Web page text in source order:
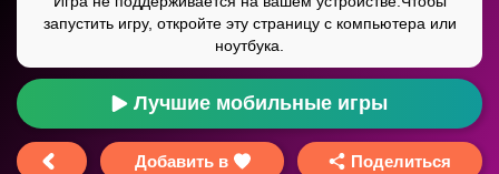
Лучшие мобильные игры
Добавить в Поделиться